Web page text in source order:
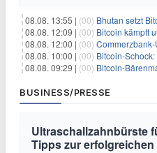
08.08. 13:55 | (00) Bhutan setzt
08.08. 12:09 | (00) Bitcoin kämpft um die
08.08. 12:00 | (00) Commerzbank-Übernahme:
08.08. 10:00 | (00) Bitcoin-Schock:
08.08. 09:29 | (00) Bitcoin-Bärenmarkt vorbei?
BUSINESS/PRESSE
Ultraschallzahnbürste
Tipps zur